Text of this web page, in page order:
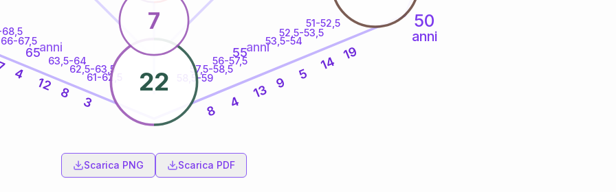
50
anni
anni
51-52,5
52,5-53,5
53,5-54
56-57,5
57,5-58,5
58,5-59
61-62,5
62,5-63,5
63,5-64
66-67,5
68,5
19
14
5
9
13
4
8
3
8
12
4 22
7
55anni
65anni
Scarica PNG Scarica PDF